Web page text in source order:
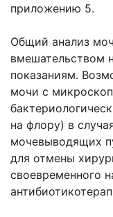
приложению 5.
Общий анализ
вмешательством
показаниям.
мочи с
на флору) в
мочевыводящих
для отмены
своевременного